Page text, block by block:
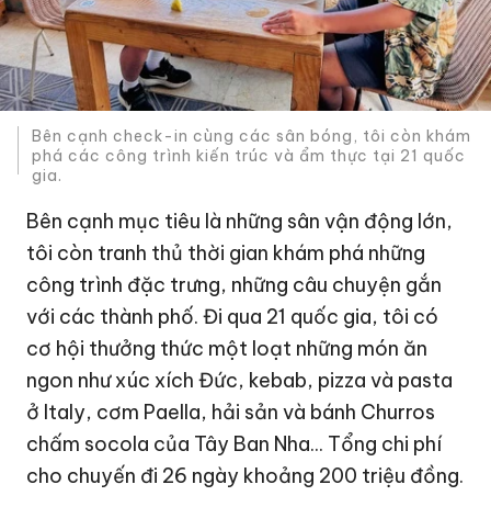
Bên cạnh check-in cùng các sân bóng, tôi còn khám
phá các công trình kiến trúc và ẩm thực tại 21 quốc
gia.
Bên cạnh mục tiêu là những sân vận động lớn,
tôi còn tranh thủ thời gian khám phá những
công trình đặc trưng, những câu chuyện gắn
với các thành phố. Đi qua 21 quốc gia, tôi có
cơ hội thưởng thức một loạt những món ăn
ngon như xúc xích Đức, kebab, pizza và pasta
ở Italy, cơm Paella, hải sản và bánh Churros
chấm socola của Tây Ban Nha... Tổng chi phí
cho chuyến đi 26 ngày khoảng 200 triệu đồng.